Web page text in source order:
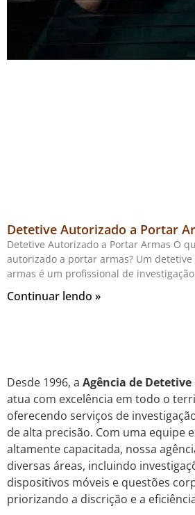
Detetive Autorizado a Portar
Detetive Autorizado a Portar Armas O
autorizado a portar armas? Um
armas é um profissional de investigação
Continuar lendo »
Desde 1996, a Agência de
atua com excelência em todo o
oferecendo serviços de
de alta precisão. Com uma equipe
altamente capacitada, nossa
diversas áreas, incluindo
dispositivos móveis e questões
priorizando a discrição e a